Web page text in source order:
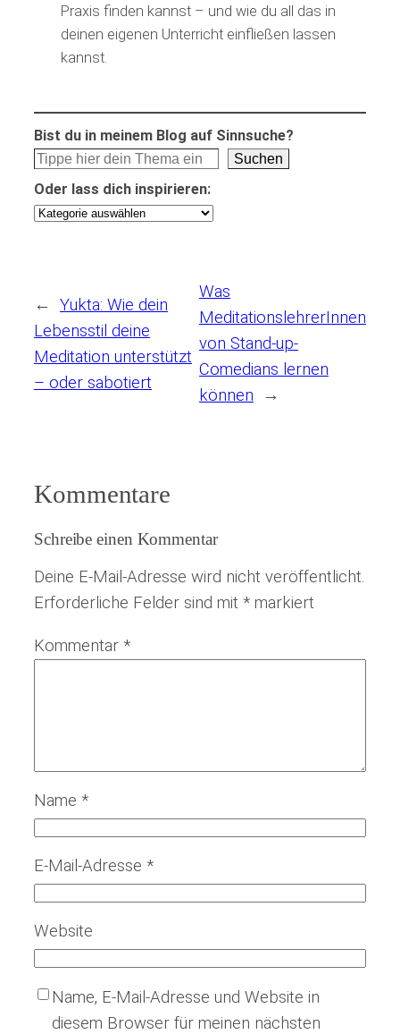
Praxis finden kannst – und wie du all das in
deinen eigenen Unterricht einfließen lassen
kannst.
Bist du in meinem Blog auf Sinnsuche?
Suchen
Oder lass dich inspirieren:
←
Yukta: Wie dein
Lebensstil deine
Meditation unterstützt
– oder sabotiert
Was
MeditationslehrerInnen
von Stand-up-
Comedians lernen
können
→
Kommentare
Schreibe einen Kommentar
Deine E-Mail-Adresse wird nicht veröffentlicht.
Erforderliche Felder sind mit * markiert
Kommentar *
Name *
E-Mail-Adresse *
Website
Name, E-Mail-Adresse und Website in
diesem Browser für meinen nächsten